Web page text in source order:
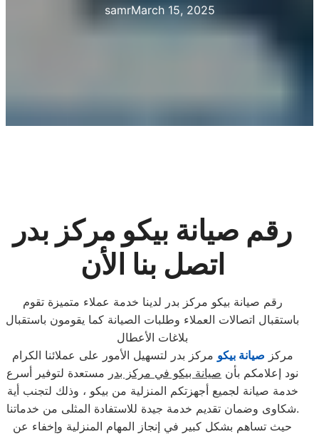
samrMarch 15, 2025
رقم صيانة بيكو مركز بدر
اتصل بنا الأن
رقم صيانة بيكو مركز بدر لدينا خدمة عملاء متميزة تقوم
باستقبال اتصالات العملاء وطلبات الصيانة كما يقومون باستقبال
بلاغات الأعطال
مركز صيانة بيكو مركز بدر لتسهيل الأمور على عملائنا الكرام
نود إعلامكم بأن صيانة بيكو في مركز بدر مستعدة لتوفير أسرع
خدمة صيانة لجميع أجهزتكم المنزلية من بيكو ، وذلك لتجنب أية
شكاوى وضمان تقديم خدمة جيدة للاستفادة المثلى من خدماتنا.
حيث تساهم بشكل كبير في إنجاز المهام المنزلية وإخفاء عن